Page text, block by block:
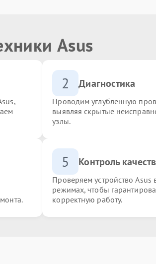
Asus
2 Диагностика
Проводим углублённую
выявляя скрытые
узлы.
5 Контроль
Проверяем устройство Asus
режимах, чтобы
корректную работу.